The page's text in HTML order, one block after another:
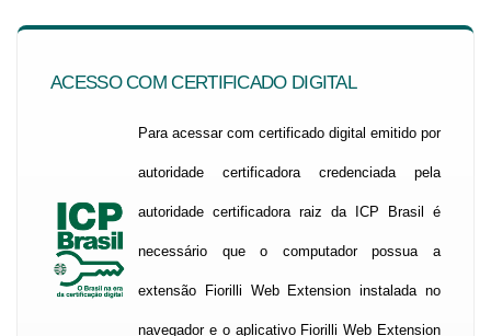
ACESSO COM CERTIFICADO DIGITAL
Para acessar com certificado digital emitido por
autoridade certificadora credenciada pela
autoridade certificadora raiz da ICP Brasil é
necessário que o computador possua a
extensão Fiorilli Web Extension instalada no
navegador e o aplicativo Fiorilli Web Extension